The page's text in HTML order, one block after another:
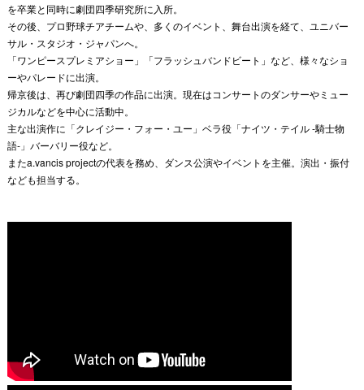
を卒業と同時に劇団四季研究所に入所。
その後、プロ野球チアチームや、多くのイベント、 舞台出演を経て、ユニバー
サル・スタジオ・ジャパンへ。
「ワンピースプレミアショー」「フラッシュバンドビート」など、 様々なショ
ーやパレードに出演。
帰京後は、再び劇団四季の作品に出演。 現在はコンサートのダンサーやミュー
ジカルなどを中心に活動中。
主な出演作に「クレイジー・フォー・ユー」ベラ役「ナイツ・ テイル -騎士物
語-」バーバリー役など。
またa.vancis projectの代表を務め、ダンス公演やイベントを主催。 演出・振付
なども担当する。